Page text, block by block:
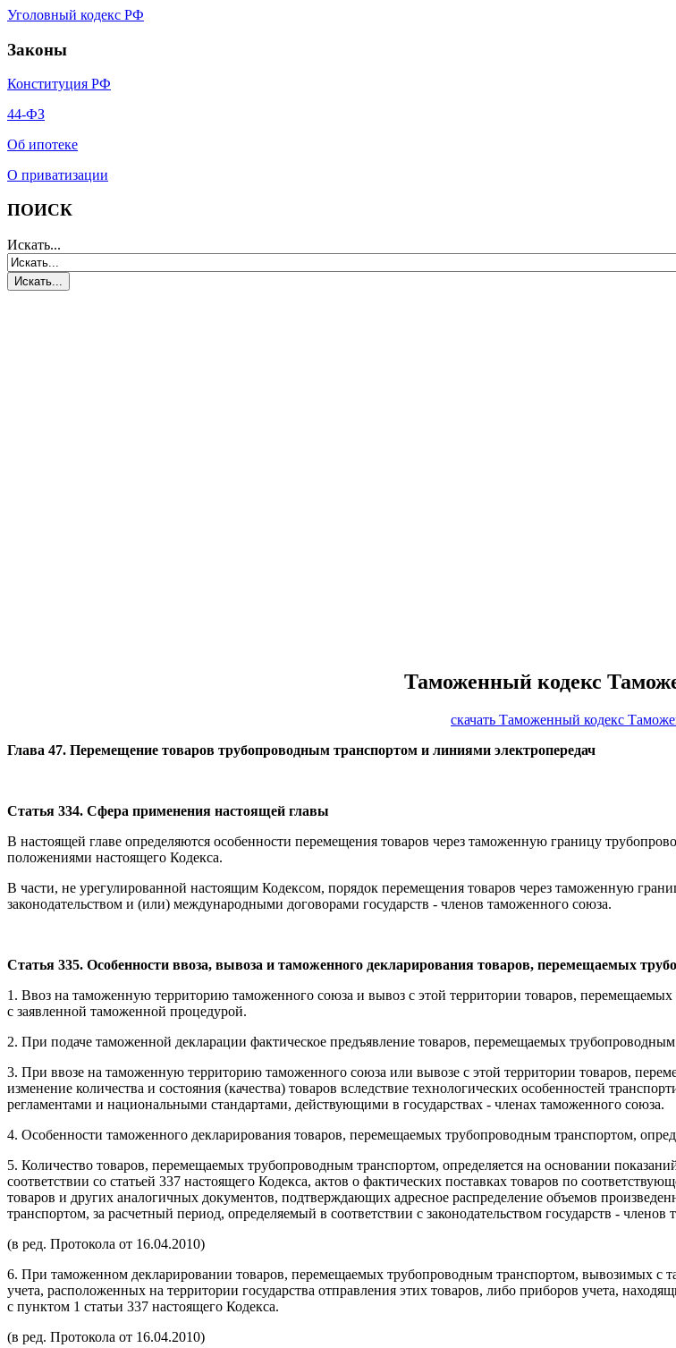
Уголовный кодекс РФ
Законы
Конституция РФ
44-ФЗ
Об ипотеке
О приватизации
ПОИСК
Искать...
Таможенный кодекс
скачать Таможенный кодекс
Глава 47. Перемещение товаров трубопроводным транспортом и линиями электропередач
Статья 334. Сфера применения настоящей главы
В настоящей главе определяются особенности перемещения товаров через таможенную границу
положениями настоящего Кодекса.
В части, не урегулированной настоящим Кодексом, порядок перемещения товаров через таможенную
законодательством и (или) международными договорами государств - членов таможенного союза.
Статья 335. Особенности ввоза, вывоза и таможенного декларирования товаров, перемещаемых
1. Ввоз на таможенную территорию таможенного союза и вывоз с этой территории товаров,
с заявленной таможенной процедурой.
2. При подаче таможенной декларации фактическое предъявление товаров, перемещаемых
3. При ввозе на таможенную территорию таможенного союза или вывозе с этой территории товаров,
изменение количества и состояния (качества) товаров вследствие технологических особенностей
регламентами и национальными стандартами, действующими в государствах - членах таможенного союза.
4. Особенности таможенного декларирования товаров, перемещаемых трубопроводным транспортом,
5. Количество товаров, перемещаемых трубопроводным транспортом, определяется на основании
соответствии со статьей 337 настоящего Кодекса, актов о фактических поставках товаров по
товаров и других аналогичных документов, подтверждающих адресное распределение объемов
транспортом, за расчетный период, определяемый в соответствии с законодательством государств - членов
(в ред. Протокола от 16.04.2010)
6. При таможенном декларировании товаров, перемещаемых трубопроводным транспортом, вывозимых с
учета, расположенных на территории государства отправления этих товаров, либо приборов учета,
с пунктом 1 статьи 337 настоящего Кодекса.
(в ред. Протокола от 16.04.2010)